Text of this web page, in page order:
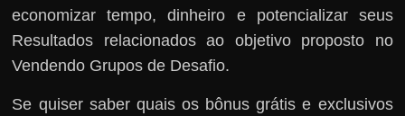
economizar tempo, dinheiro e potencializar seus
Resultados relacionados ao objetivo proposto no
Vendendo Grupos de Desafio.
Se quiser saber quais os bônus grátis e exclusivos